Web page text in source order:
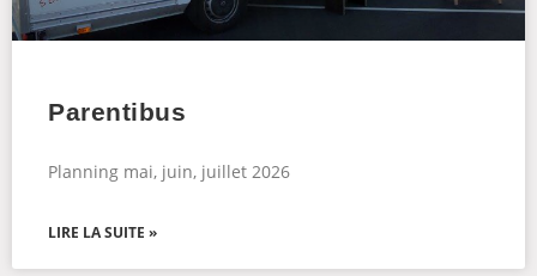
Parentibus
Planning mai, juin, juillet 2026
LIRE LA SUITE »